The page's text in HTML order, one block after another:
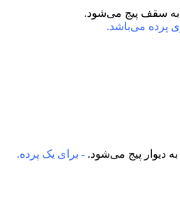
به سقف پیج می‌شود.
پرده می‌باشد.
به دیوار پیج می‌شود. - برای یک پرده.